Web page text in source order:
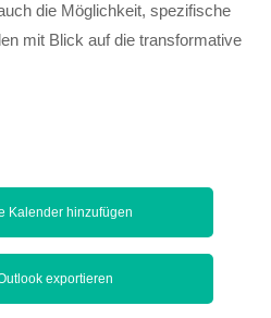
die Möglichkeit, spezifische
mit Blick auf die transformative
Kalender hinzufügen
exportieren